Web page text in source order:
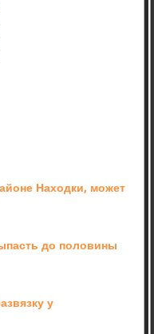
Находки, может
до половины
у